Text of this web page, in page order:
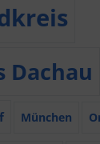
Dachau
München